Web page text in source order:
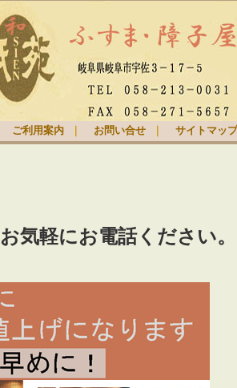
ご利用案内 お問い合せ サイトマップ
お気軽にお電話ください。